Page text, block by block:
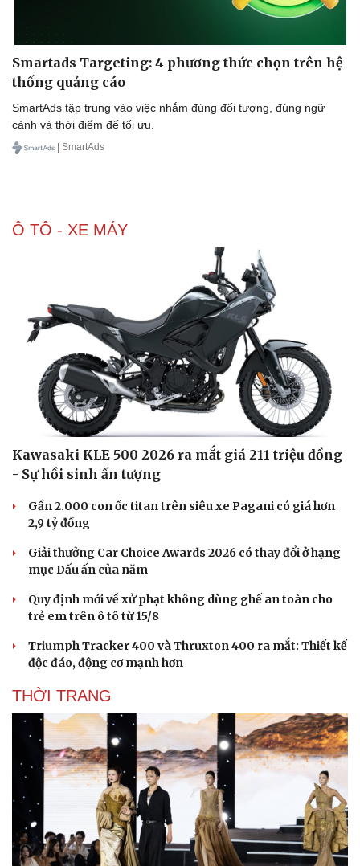
Sức khỏe
Nhi khoa
Nam khoa
Làm đẹp - giảm cân
Phòng mạch online
Ăn sạch sống khỏe
Nhà đẹp
Blog
Tình yêu - Gia đình
Smartads Targeting: 4 phương thức chọn trên hệ
thống quảng cáo
SmartAds tập trung vào việc nhắm đúng đối tượng, đúng ngữ
cảnh và thời điểm để tối ưu.
| SmartAds
Ô TÔ - XE MÁY
Kawasaki KLE 500 2026 ra mắt giá 211 triệu đồng
- Sự hồi sinh ấn tượng
Gần 2.000 con ốc titan trên siêu xe Pagani có giá hơn
2,9 tỷ đồng
Giải thưởng Car Choice Awards 2026 có thay đổi ở hạng
mục Dấu ấn của năm
Quy định mới về xử phạt không dùng ghế an toàn cho
trẻ em trên ô tô từ 15/8
Triumph Tracker 400 và Thruxton 400 ra mắt: Thiết kế
độc đáo, động cơ mạnh hơn
THỜI TRANG